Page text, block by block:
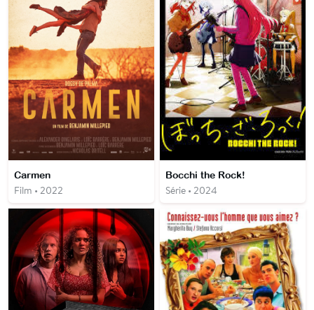
Carmen
Film • 2022
Bocchi the Rock!
Série • 2024